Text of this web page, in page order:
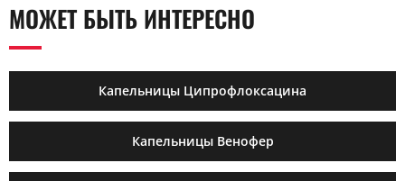
МОЖЕТ БЫТЬ ИНТЕРЕСНО
Капельницы Ципрофлоксацина
Капельницы Венофер